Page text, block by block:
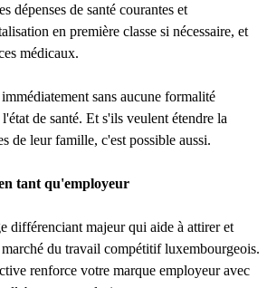
dépenses de santé courantes et
en première classe si nécessaire, et
médicaux.
sans aucune formalité
de santé. Et s'ils veulent étendre la
de leur famille, c'est possible aussi.
tant qu'employeur
différenciant majeur qui aide à attirer et
du travail compétitif luxembourgeois.
renforce votre marque employeur avec